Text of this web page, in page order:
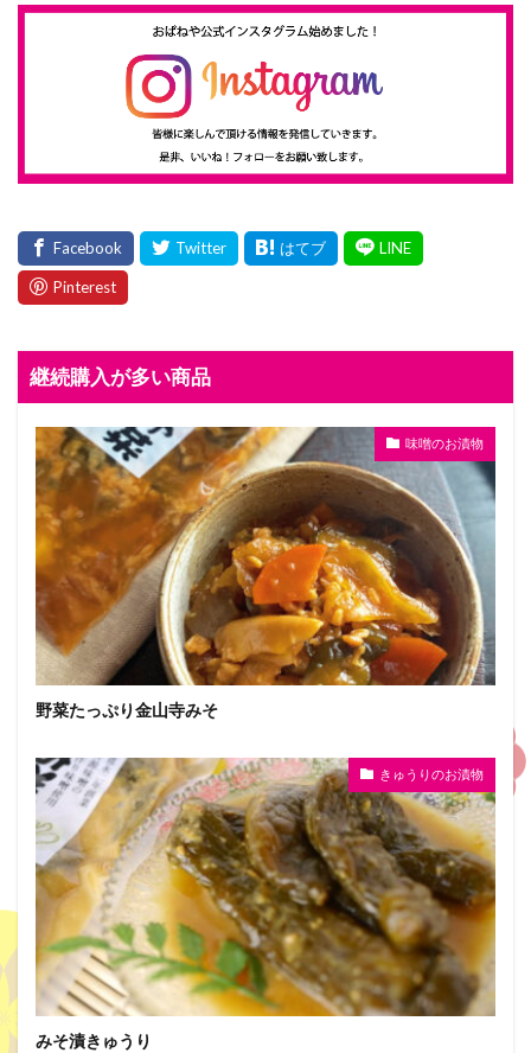
継続購入が多い商品
味噌のお漬物
野菜たっぷり金山寺みそ
きゅうりのお漬物
みそ漬きゅうり